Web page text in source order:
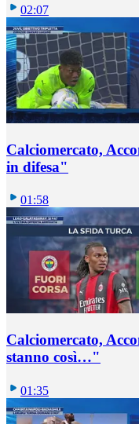
02:07
Calciomercato,
in difesa"
01:58
Calciomercato,
stanno così…"
01:35